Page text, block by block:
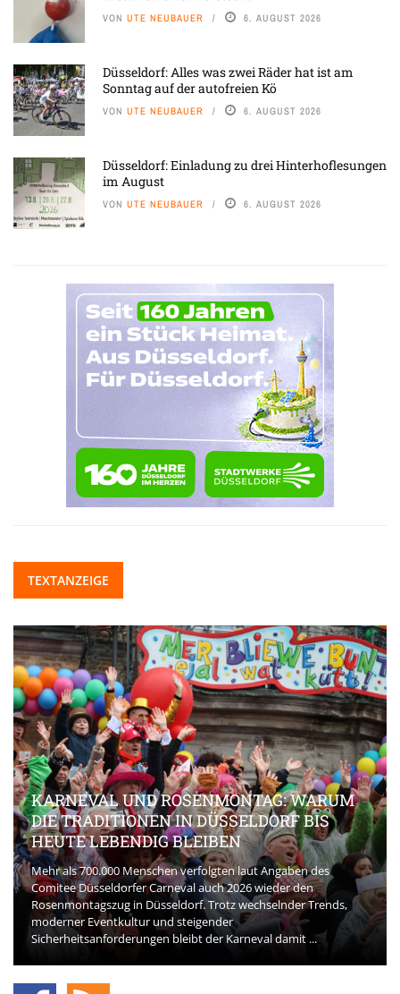
VON UTE NEUBAUER 6. AUGUST 2026
Düsseldorf: Alles was zwei Räder hat ist am
Sonntag auf der autofreien Kö
VON UTE NEUBAUER 6. AUGUST 2026
Düsseldorf: Einladung zu drei Hinterhoflesungen
im August
VON UTE NEUBAUER 6. AUGUST 2026
TEXTANZEIGE
KARNEVAL UND ROSENMONTAG: WARUM
DIE TRADITIONEN IN DÜSSELDORF BIS
HEUTE LEBENDIG BLEIBEN
Mehr als 700.000 Menschen verfolgten laut Angaben des
Comitee Düsseldorfer Carneval auch 2026 wieder den
Rosenmontagszug in Düsseldorf. Trotz wechselnder Trends,
moderner Eventkultur und steigender
Sicherheitsanforderungen bleibt der Karneval damit ...